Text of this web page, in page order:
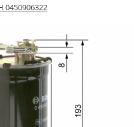
0450906322